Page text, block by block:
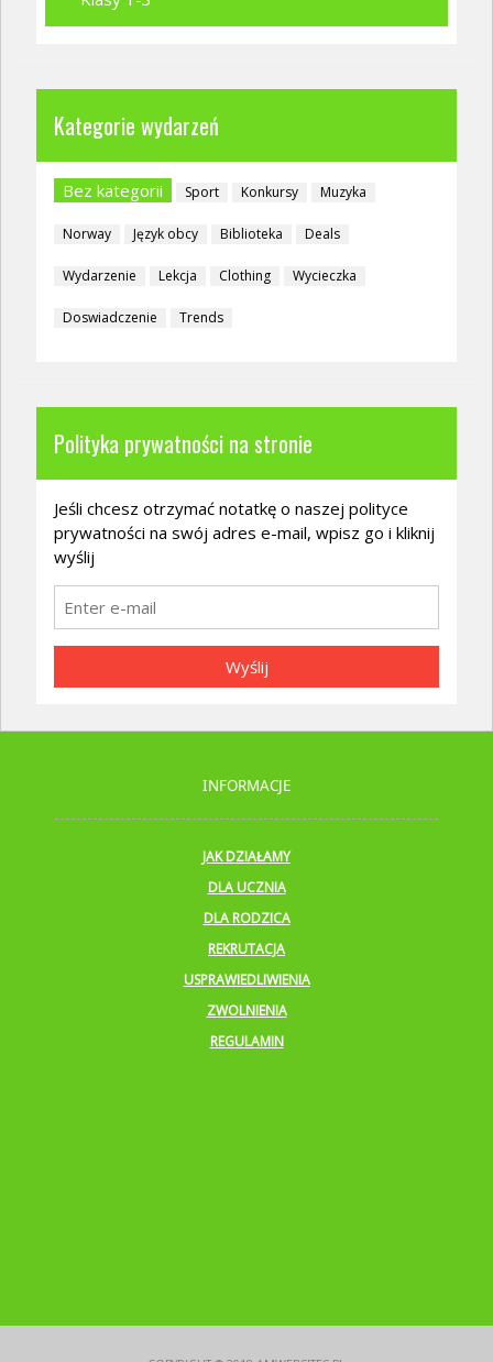
Kategorie wydarzeń
Bez kategorii Sport Konkursy Muzyka
Norway Język obcy Biblioteka Deals
Wydarzenie Lekcja Clothing Wycieczka
Doswiadczenie Trends
Polityka prywatności na stronie
Jeśli chcesz otrzymać notatkę o naszej polityce
prywatności na swój adres e-mail, wpisz go i kliknij
wyślij
Wyślij
INFORMACJE
JAK DZIAŁAMY
DLA UCZNIA
DLA RODZICA
REKRUTACJA
USPRAWIEDLIWIENIA
ZWOLNIENIA
REGULAMIN